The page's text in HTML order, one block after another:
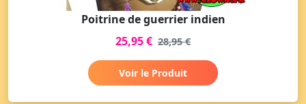
Poitrine de guerrier indien
25,95 € 28,95 €
Voir le Produit